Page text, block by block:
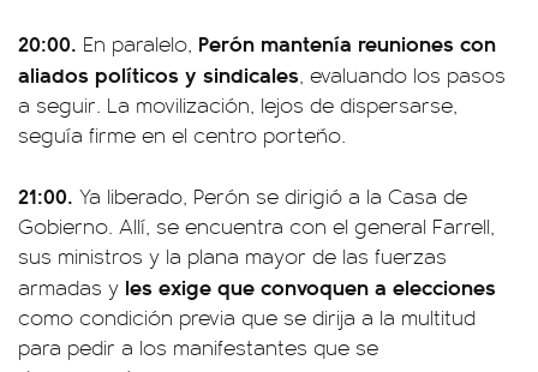
20:00. En paralelo, Perón mantenía reuniones con
aliados políticos y sindicales, evaluando los pasos
a seguir. La movilización, lejos de dispersarse,
seguía firme en el centro porteño.
21:00. Ya liberado, Perón se dirigió a la Casa de
Gobierno. Allí, se encuentra con el general Farrell,
sus ministros y la plana mayor de las fuerzas
armadas y les exige que convoquen a elecciones
como condición previa que se dirija a la multitud
para pedir a los manifestantes que se